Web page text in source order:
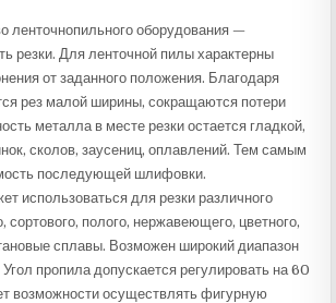
ленточнопильного оборудования —
резки. Для ленточной пилы характерны
от заданного положения. Благодаря
рез малой ширины, сокращаются потери
металла в месте резки остается гладкой,
сколов, заусениц, оплавлений. Тем самым
последующей шлифовки.
использоваться для резки различного
сортового, полого, нержавеющего, цветного,
сплавы. Возможен широкий диапазон
пропила допускается регулировать на 60
возможности осуществлять фигурную